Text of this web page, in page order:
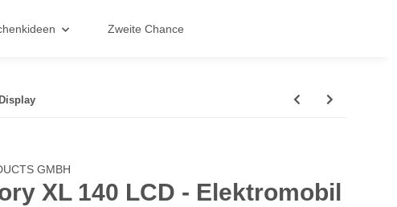
Zweite Chance
GMBH
XL 140 LCD - Elektromobil